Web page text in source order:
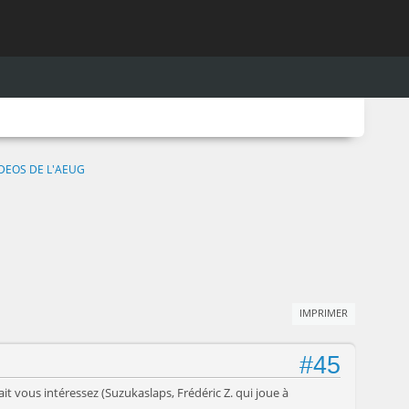
DE L'AEUG
IMPRIMER
#45
vous intéressez (Suzukaslaps, Frédéric Z. qui joue à